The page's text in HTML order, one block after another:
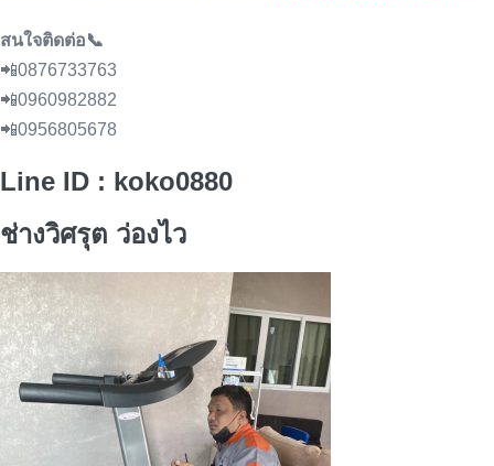
สนใจติดต่อ📞
📲0876733763
📲0960982882
📲0956805678
Line ID : koko0880
ช่างวิศรุต ว่องไว